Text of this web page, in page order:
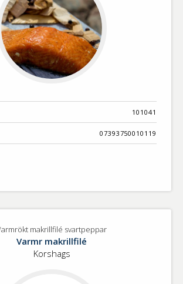
101041
07393750010119
makrillfilé svartpeppar
Varmr makrillfilé
Korshags